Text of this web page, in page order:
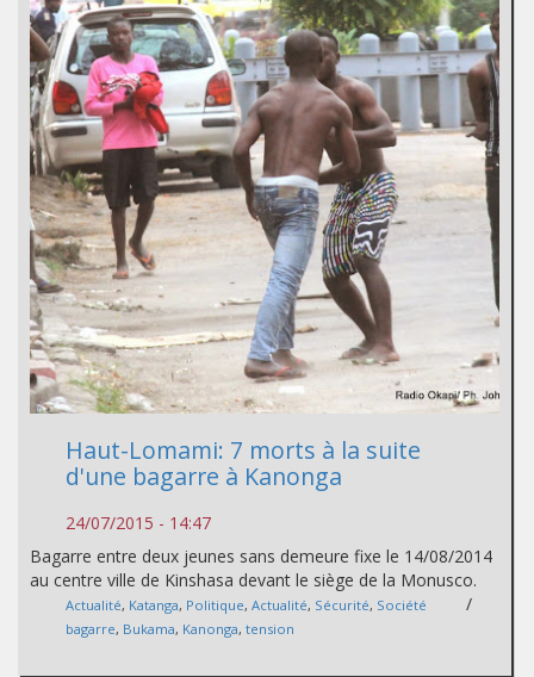
Haut-Lomami: 7 morts à la suite
d'une bagarre à Kanonga
24/07/2015 - 14:47
Bagarre entre deux jeunes sans demeure fixe le 14/08/2014
au centre ville de Kinshasa devant le siège de la Monusco.
Actualité, Katanga, Politique, Actualité, Sécurité, Société /
bagarre, Bukama, Kanonga, tension